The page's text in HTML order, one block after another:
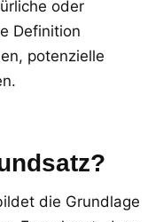
oder
Definition
potenzielle
die Grundlage